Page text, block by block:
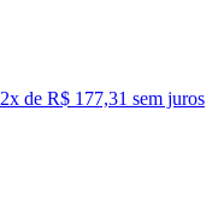
2x de R$ 177,31 sem juros